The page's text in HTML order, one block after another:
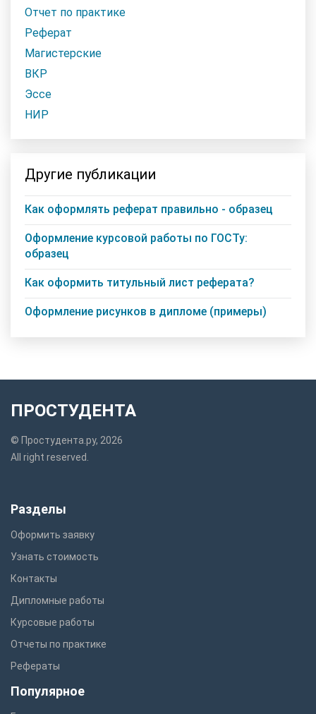
Отчет по практике
Реферат
Магистерские
ВКР
Эссе
НИР
Другие публикации
Как оформлять реферат правильно - образец
Оформление курсовой работы по ГОСТу:
образец
Как оформить титульный лист реферата?
Оформление рисунков в дипломе (примеры)
ПРОСТУДЕНТА
© Простудента.ру, 2026
All right reserved.
Разделы
Оформить заявку
Узнать стоимость
Контакты
Дипломные работы
Курсовые работы
Отчеты по практике
Рефераты
Популярное